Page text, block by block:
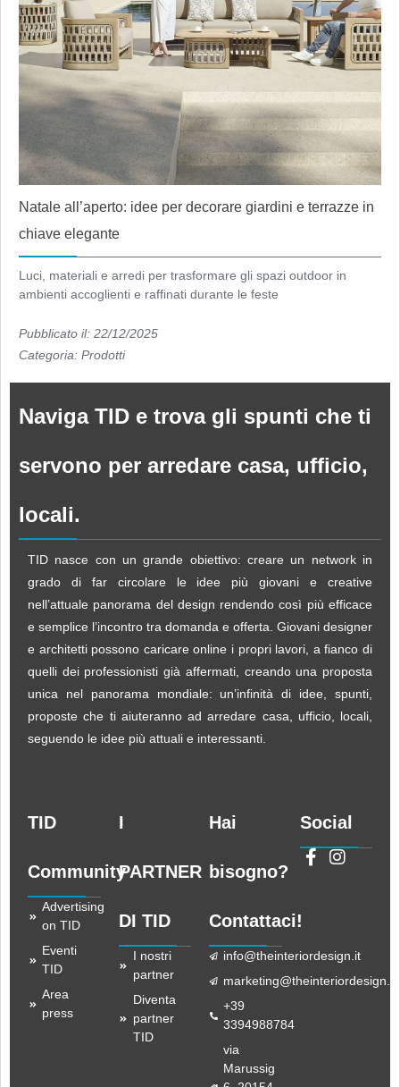
Natale all’aperto: idee per decorare giardini e terrazze in
chiave elegante
Luci, materiali e arredi per trasformare gli spazi outdoor in
ambienti accoglienti e raffinati durante le feste
Pubblicato il: 22/12/2025
Categoria: Prodotti
Naviga TID e trova gli spunti che ti
servono per arredare casa, ufficio,
locali.
TID nasce con un grande obiettivo: creare un network in
grado di far circolare le idee più giovani e creative
nell’attuale panorama del design rendendo così più efficace
e semplice l’incontro tra domanda e offerta. Giovani designer
e architetti possono caricare online i propri lavori, a fianco di
quelli dei professionisti già affermati, creando una proposta
unica nel panorama mondiale: un’infinità di idee, spunti,
proposte che ti aiuteranno ad arredare casa, ufficio, locali,
seguendo le idee più attuali e interessanti.
TID
Community
Advertising
on TID
Eventi
TID
Area
press
I
PARTNER
DI TID
I nostri
partner
Diventa
partner
TID
Hai
bisogno?
Contattaci!
info@theinteriordesign.it
marketing@theinteriordesign.it
+39
3394988784
via
Marussig
Social